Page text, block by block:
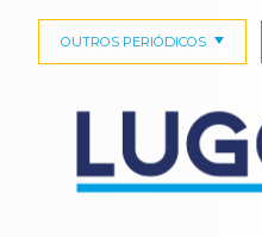
OUTROS PERIÓDICOS